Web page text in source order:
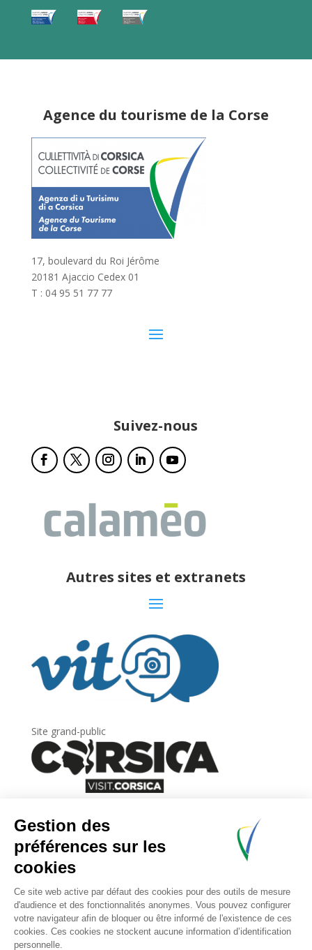
Agence du tourisme de la Corse
17, boulevard du Roi Jérôme
20181 Ajaccio Cedex 01
T : 04 95 51 77 77
Suivez-nous
Autres sites et extranets
Site grand-public
Newsletter
Inscrivez-vous àla lettre d’information
l’Agence du tourisme de la Corse.